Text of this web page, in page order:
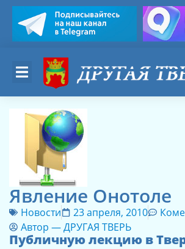
Явление Онотоле
Новости 23 апреля, 2010
Автор —ДРУГАЯ ТВЕРЬ
Публичную лекцию в